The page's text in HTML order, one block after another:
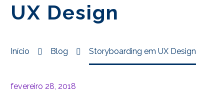
UX Design
Início Blog Storyboarding em UX Design
fevereiro 28, 2018